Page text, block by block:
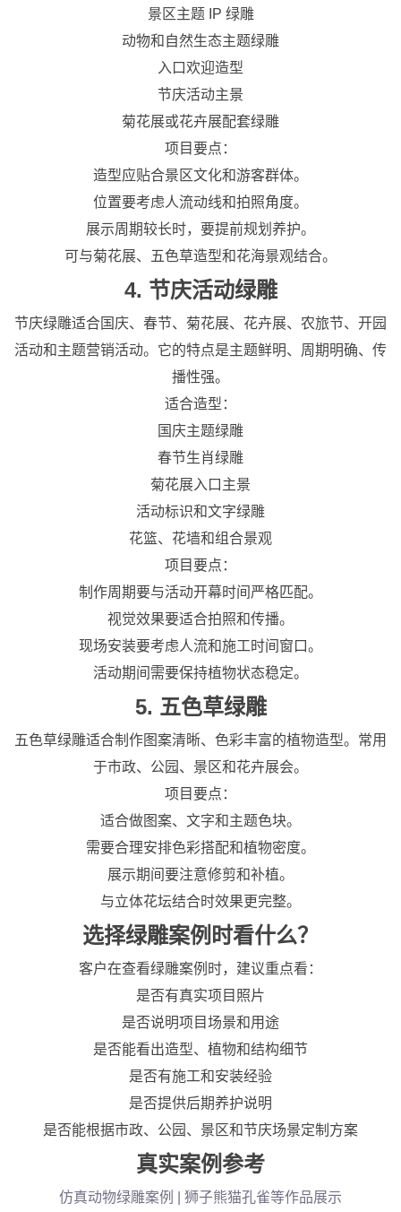
景区主题 IP 绿雕
动物和自然生态主题绿雕
入口欢迎造型
节庆活动主景
菊花展或花卉展配套绿雕
项目要点：
造型应贴合景区文化和游客群体。
位置要考虑人流动线和拍照角度。
展示周期较长时，要提前规划养护。
可与菊花展、五色草造型和花海景观结合。
4. 节庆活动绿雕
节庆绿雕适合国庆、春节、菊花展、花卉展、农旅节、开园
活动和主题营销活动。它的特点是主题鲜明、周期明确、传
播性强。
适合造型：
国庆主题绿雕
春节生肖绿雕
菊花展入口主景
活动标识和文字绿雕
花篮、花墙和组合景观
项目要点：
制作周期要与活动开幕时间严格匹配。
视觉效果要适合拍照和传播。
现场安装要考虑人流和施工时间窗口。
活动期间需要保持植物状态稳定。
5. 五色草绿雕
五色草绿雕适合制作图案清晰、色彩丰富的植物造型。常用
于市政、公园、景区和花卉展会。
项目要点：
适合做图案、文字和主题色块。
需要合理安排色彩搭配和植物密度。
展示期间要注意修剪和补植。
与立体花坛结合时效果更完整。
选择绿雕案例时看什么？
客户在查看绿雕案例时，建议重点看：
是否有真实项目照片
是否说明项目场景和用途
是否能看出造型、植物和结构细节
是否有施工和安装经验
是否提供后期养护说明
是否能根据市政、公园、景区和节庆场景定制方案
真实案例参考
仿真动物绿雕案例 | 狮子熊猫孔雀等作品展示